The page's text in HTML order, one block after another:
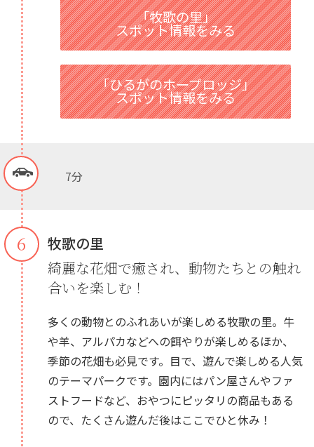
「牧歌の里」
スポット情報をみる
「ひるがのホープロッジ」
スポット情報をみる
7分
６
牧歌の里
綺麗な花畑で癒され、動物たちとの触れ
合いを楽しむ！
多くの動物とのふれあいが楽しめる牧歌の里。牛
や羊、アルパカなどへの餌やりが楽しめるほか、
季節の花畑も必見です。目で、遊んで楽しめる人気
のテーマパークです。園内にはパン屋さんやファ
ストフードなど、おやつにピッタリの商品もある
ので、たくさん遊んだ後はここでひと休み！